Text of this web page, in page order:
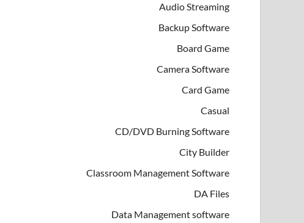
Audio Streaming
Backup Software
Board Game
Camera Software
Card Game
Casual
CD/DVD Burning Software
City Builder
Classroom Management Software
DA Files
Data Management software